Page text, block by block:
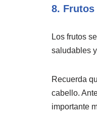
8. Frutos
Los frutos
saludables
Recuerda
cabello.
importante